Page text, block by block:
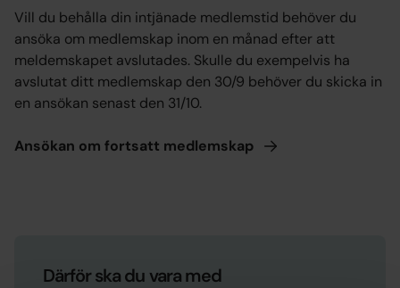
Vill du behålla din intjänade medlemstid behöver du
ansöka om medlemskap inom en månad efter att
meldemskapet avslutades. Skulle du exempelvis ha
avslutat ditt medlemskap den 30/9 behöver du skicka in
en ansökan senast den 31/10.
Ansökan om fortsatt medlemskap
Därför ska du vara med